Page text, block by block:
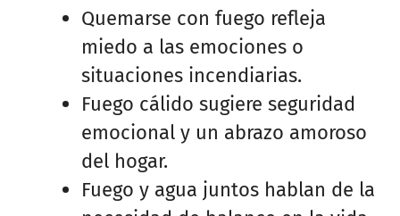
Quemarse con fuego refleja
miedo a las emociones o
situaciones incendiarias.
Fuego cálido sugiere seguridad
emocional y un abrazo amoroso
del hogar.
Fuego y agua juntos hablan de la